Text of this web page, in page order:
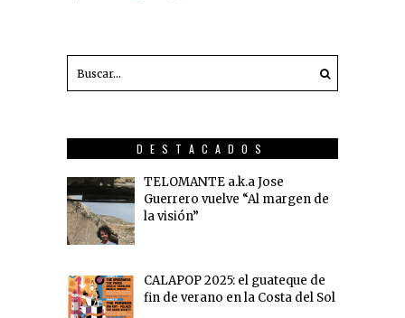
DESTACADOS
TELOMANTE a.k.a Jose
Guerrero vuelve “Al margen de
la visión”
CALAPOP 2025: el guateque de
fin de verano en la Costa del Sol